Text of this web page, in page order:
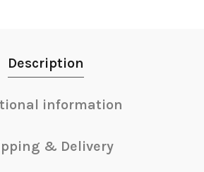
Description
information
& Delivery